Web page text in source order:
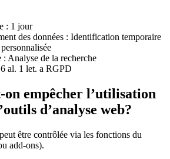
: 1 jour
des données : Identification temporaire
Analyse de la recherche
al. 1 let. a RGPD
on empêcher l’utilisation
d’analyse web?
être contrôlée via les fonctions du
add-ons).